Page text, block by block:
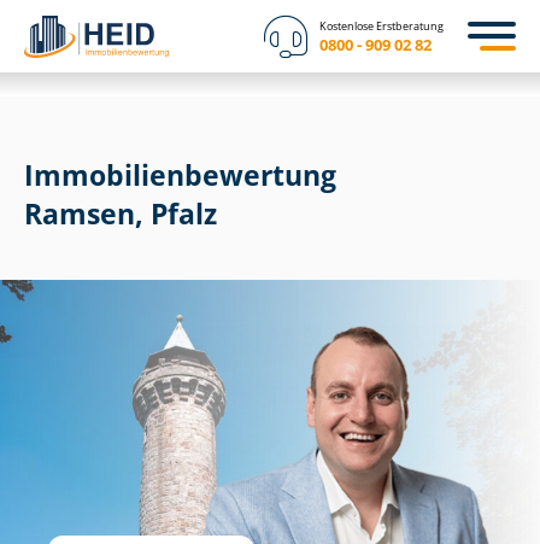
Kostenlose Erstberatung
0800 - 909 02 82
Immobilien­bewertung
Ramsen, Pfalz